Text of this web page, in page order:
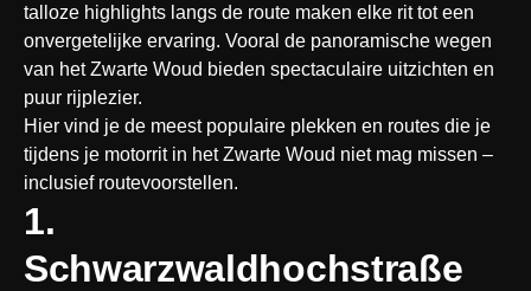
talloze highlights langs de route maken elke rit tot een
onvergetelijke ervaring. Vooral de panoramische wegen
van het Zwarte Woud bieden spectaculaire uitzichten en
puur rijplezier.
Hier vind je de meest populaire plekken en routes die je
tijdens je motorrit in het Zwarte Woud niet mag missen –
inclusief routevoorstellen.
1.
Schwarzwaldhochstraße